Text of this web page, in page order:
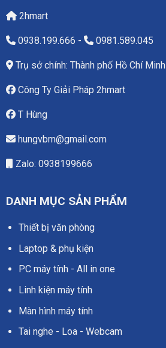
2hmart
0938.199.666 - 0981.589.045
Trụ sở chính: Thành phố Hồ Chí Minh
Công Ty Giải Pháp 2hmart
T Hùng
hungvbm@gmail.com
Zalo: 0938199666
DANH MỤC SẢN PHẨM
Thiết bị văn phòng
Laptop & phụ kiện
PC máy tính - All in one
Linh kiện máy tính
Màn hình máy tính
Tai nghe - Loa - Webcam